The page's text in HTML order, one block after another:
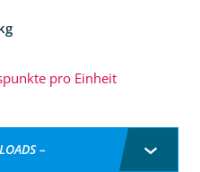
pro Einheit
–